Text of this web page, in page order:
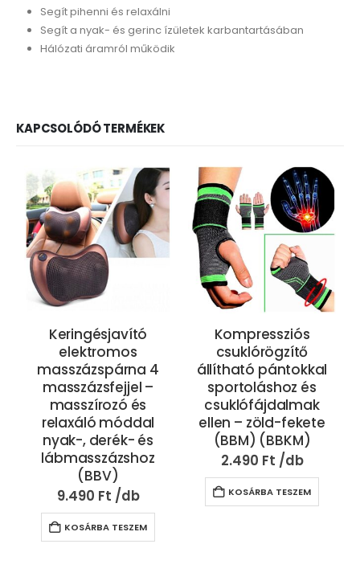
Segít pihenni és relaxálni
Segít a nyak- és gerinc ízületek karbantartásában
Hálózati áramról működik
KAPCSOLÓDÓ TERMÉKEK
Keringésjavító
elektromos
masszázspárna 4
masszázsfejjel –
masszírozó és
relaxáló móddal
nyak-, derék- és
lábmasszázshoz
(BBV)
9.490 Ft
KOSÁRBA TESZEM
Kompressziós
csuklórögzítő
állítható pántokkal
sportoláshoz és
csuklófájdalmak
ellen – zöld-fekete
(BBM) (BBKM)
2.490 Ft
KOSÁRBA TESZEM